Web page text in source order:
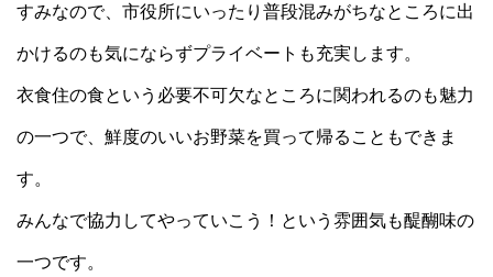
すみなので、市役所にいったり普段混みがちなところに出
かけるのも気にならずプライベートも充実します。
衣食住の食という必要不可欠なところに関われるのも魅力
の一つで、鮮度のいいお野菜を買って帰ることもできま
す。
みんなで協力してやっていこう！という雰囲気も醍醐味の
一つです。